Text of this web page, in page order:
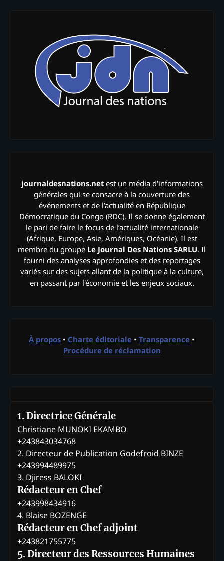
journaldesnations.netest un média d'informations
générales qui se consacre à la couverture des
événements et de l’actualité en République
Démocratique du Congo (RDC). Il se donne également
le pari de faire le focus de l’actualité internationale
(Afrique, Europe, Asie, Amériques, Océanie). Il est
membre du groupe Le Journal Des Nations SARLU. Il
fourni des analyses approfondies et des reportages
variés sur des sujets allant de la politique à la culture,
en passant par l'économie et les enjeux sociaux.
À propos • Charte éditoriale • Transparence •
Procédure de réclamation
1. Directrice Générale
Christiane MUNOKI EKAMBO
+243843034768
2. Directeur de Publication Godefroid BINZE
+243994489975
3. Djiress BALOKI
Rédacteur en Chef
+243998434916
4. Blaise BOZENGE
Rédacteur en Chef adjoint
+243821755775
5. Directeur des Ressources Humaines